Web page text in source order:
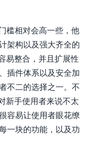
槛相对会高一些，他
架构以及强大齐全的
易整合，并且扩展性
插件体系以及安全加
不二的选择之一。不
新手使用者来说不太
容易让使用者眼花缭
一块的功能，以及功